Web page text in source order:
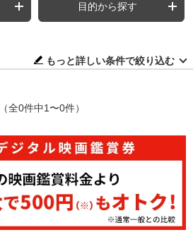
目的から探す
もっと詳しい条件で絞り込む
（全0件中1〜0件）